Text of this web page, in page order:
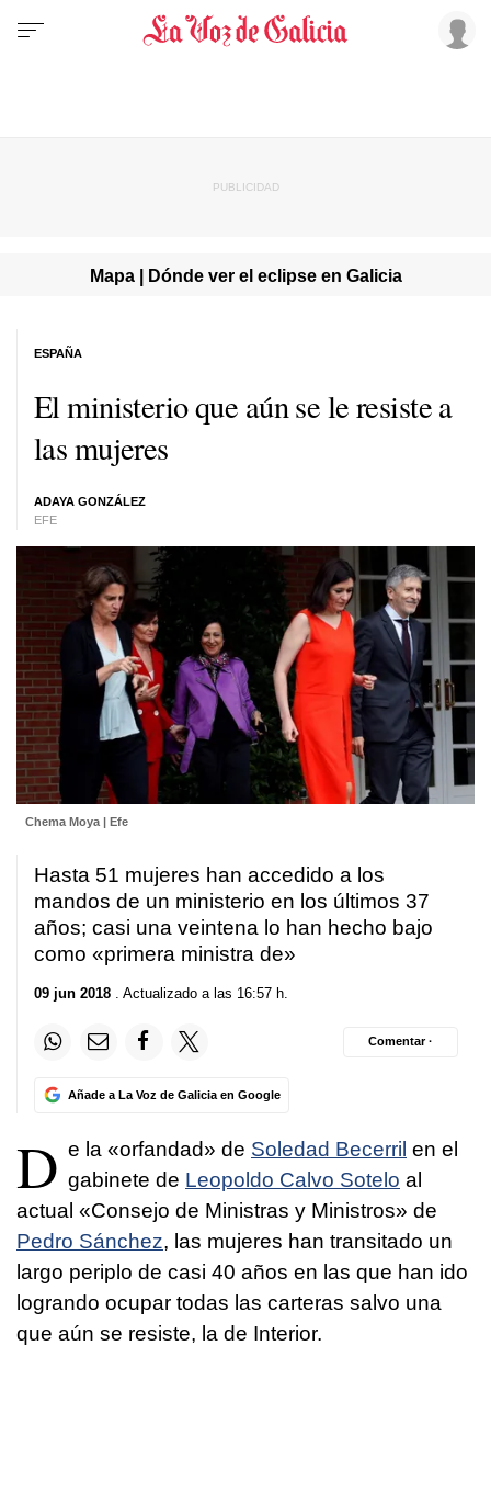
Mapa | Dónde ver el eclipse en Galicia
El ministerio que aún se le resiste a
las mujeres
ADAYA GONZÁLEZ
EFE
ESPAÑA
Chema Moya | Efe
Hasta 51 mujeres han accedido a los
mandos de un ministerio en los últimos 37
años; casi una veintena lo han hecho bajo
como «primera ministra de»
09 jun 2018 . Actualizado a las 16:57 h.
Añade a La Voz de Galicia en Google
Comentar ·
D e la «orfandad» de Soledad Becerril en el
gabinete de Leopoldo Calvo Sotelo al
actual «Consejo de Ministras y Ministros» de
Pedro Sánchez, las mujeres han transitado un
largo periplo de casi 40 años en las que han ido
logrando ocupar todas las carteras salvo una
que aún se resiste, la de Interior.